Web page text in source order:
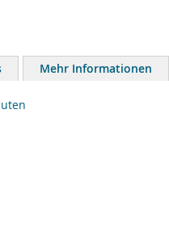
Mehr Informationen